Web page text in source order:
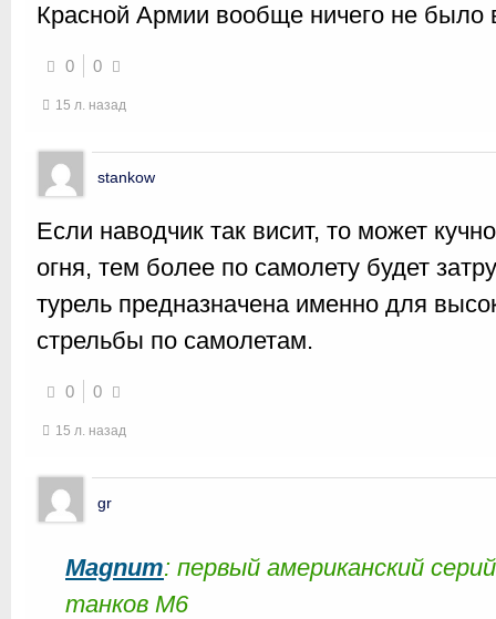
Красной Армии вообще ничего не было
0 0
15 л. назад
stankow
Если наводчик так висит, то может
огня, тем более по самолету будет
турель предназначена именно для
стрельбы по самолетам.
0 0
15 л. назад
gr
Magnum: первый американский
танков М6